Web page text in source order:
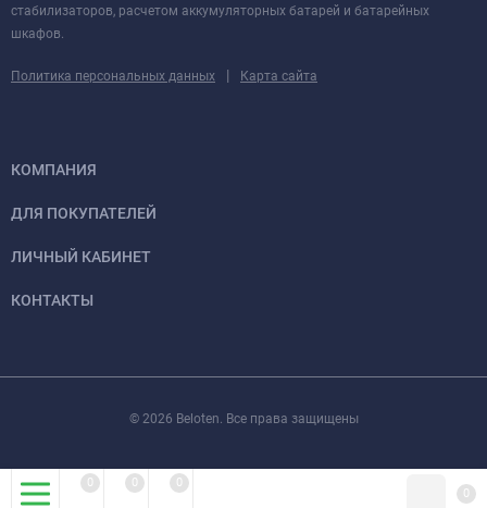
стабилизаторов, расчетом аккумуляторных батарей и батарейных
шкафов.
Политика персональных данных | Карта сайта
КОМПАНИЯ
ДЛЯ ПОКУПАТЕЛЕЙ
ЛИЧНЫЙ КАБИНЕТ
КОНТАКТЫ
© 2026 Beloten. Все права защищены
0 0 0
0